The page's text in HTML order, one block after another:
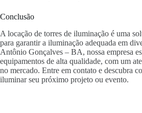
Conclusão
A locação de torres de iluminação é uma
para garantir a iluminação adequada em
Antônio Gonçalves – BA, nossa empresa
equipamentos de alta qualidade, com um
no mercado. Entre em contato e descubra
iluminar seu próximo projeto ou evento.